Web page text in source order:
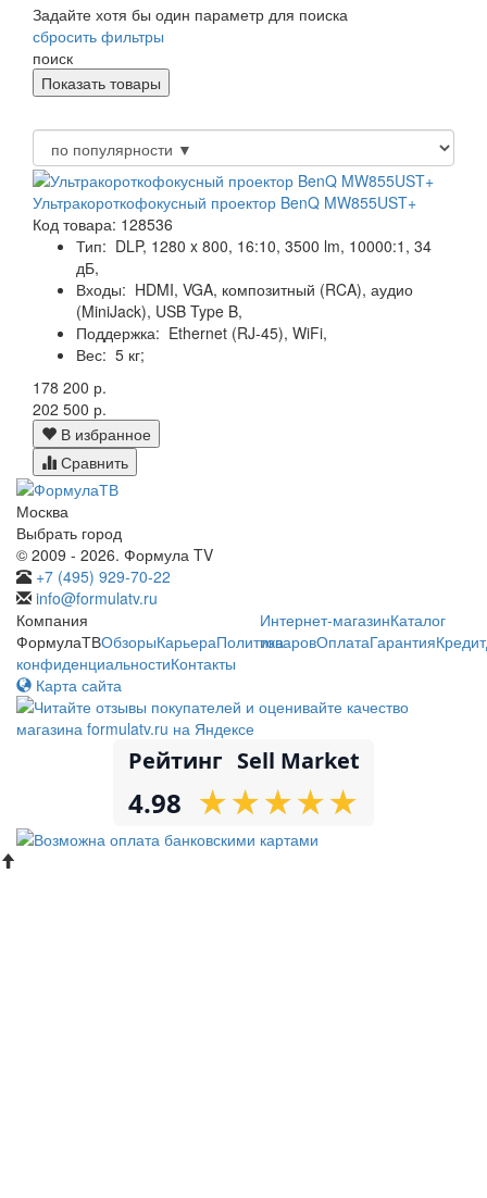
Задайте хотя бы один параметр для поиска
сбросить фильтры
поиск
Ультракороткофокусный проектор BenQ MW855UST+
Код товара: 128536
Тип: DLP, 1280 x 800, 16:10, 3500 lm, 10000:1, 34
дБ,
Входы: HDMI, VGA, композитный (RCA), аудио
(MiniJack), USB Type B,
Поддержка: Ethernet (RJ-45), WiFi,
Вес: 5 кг;
178 200 р.
202 500 р.
В избранное
Сравнить
Москва
Выбрать город
© 2009 - 2026. Формула TV
+7 (495) 929-70-22
info@formulatv.ru
Компания
ФормулаТВОбзорыКарьераПолитика
конфиденциальностиКонтакты
Интернет-магазинКаталог
товаровОплатаГарантияКредит
Карта сайта
Рейтинг Sell Market
4.98 ★
★★
★★
★★
★★
★